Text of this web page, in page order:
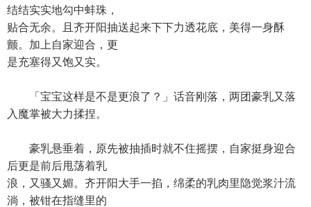
结结实实地勾中蚌珠，
贴合无余。且齐开阳抽送起来下下力透花底，美得一身酥
颤。加上自家迎合，更
是充塞得又饱又实。
「宝宝这样是不是更浪了？」话音刚落，两团豪乳又落
入魔掌被大力揉捏。
豪乳悬垂着，原先被抽插时就不住摇摆，自家挺身迎合
后更是前后甩荡着乳
浪，又骚又媚。齐开阳大手一掐，绵柔的乳肉里隐觉浆汁流
淌，被钳在指缝里的